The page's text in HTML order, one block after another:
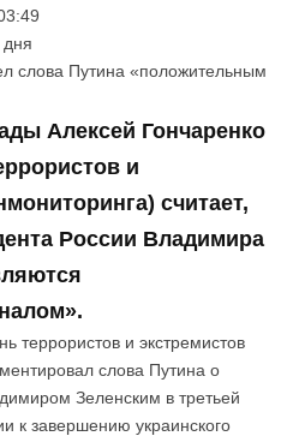
слова Путина «положительным
Алексей Гончаренко
и
считает,
России Владимира
террористов и экстремистов
слова Путина о
Зеленским в третьей
к завершению украинского